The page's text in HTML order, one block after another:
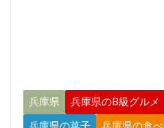
兵庫県
兵庫県のB級グルメ